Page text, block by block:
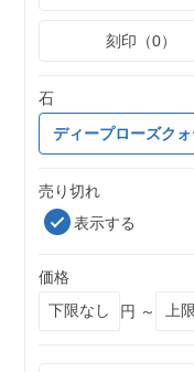
刻印（0）
石
ディープローズク
売り切れ
表示する
価格
円 ～